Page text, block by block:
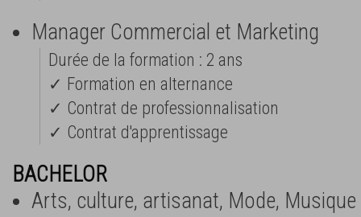
Manager Commercial et Marketing
Durée de la formation : 2 ans
✓ Formation en alternance
✓ Contrat de professionnalisation
✓ Contrat d'apprentissage
BACHELOR
Arts, culture, artisanat, Mode, Musique